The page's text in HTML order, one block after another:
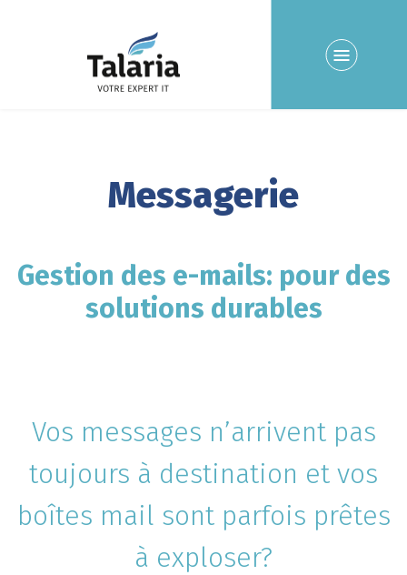
Messagerie
Gestion des e-mails: pour des
solutions durables
Vos messages n’arrivent pas
toujours à destination et vos
boîtes mail sont parfois prêtes
à exploser?